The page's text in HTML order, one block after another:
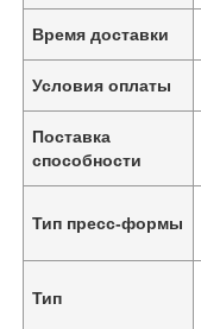
Время доставки
Условия оплаты
Поставка
способности
Тип пресс-формы
Тип